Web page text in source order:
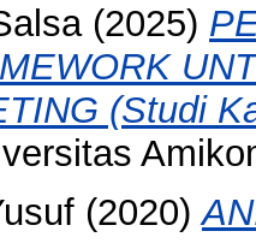
(2025)
(Studi
(2020)